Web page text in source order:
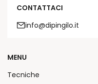
CONTATTACI
info@dipingilo.it
MENU
Tecniche